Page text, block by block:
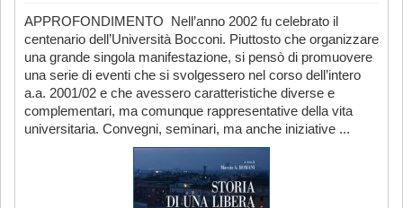
APPROFONDIMENTO Nell’anno 2002 fu celebrato il
centenario dell’Università Bocconi. Piuttosto che organizzare
una grande singola manifestazione, si pensò di promuovere
una serie di eventi che si svolgessero nel corso dell’intero
a.a. 2001/02 e che avessero caratteristiche diverse e
complementari, ma comunque rappresentative della vita
universitaria. Convegni, seminari, ma anche iniziative ...